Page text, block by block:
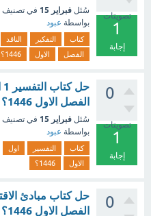
تصويتات
1
إجابة
سُئل فبراير 15 في تصنيف
بواسطة عبود
كتاب التفكير الناقد
الفصل
الاول 1446؟
0
تصويتات
1
إجابة
الفصل الاول 1446؟ - مع الشرح
سُئل فبراير 15 في تصنيف
بواسطة عبود
كتاب التفسير اول
الاول
1446؟
0
حل كتاب مبادئ
الفصل الاول 1446؟ - مع الشرح